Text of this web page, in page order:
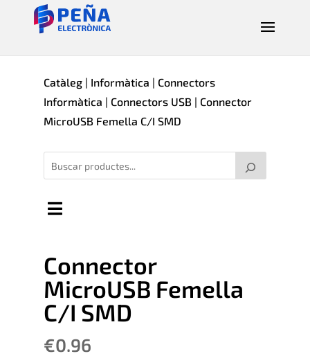
Catàleg| Informàtica | Connectors
Informàtica | Connectors USB | Connector
MicroUSB Femella C/I SMD
Connector
MicroUSB Femella
C/I SMD
€0.96